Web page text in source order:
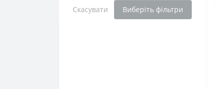
Скасувати Виберіть фільтри